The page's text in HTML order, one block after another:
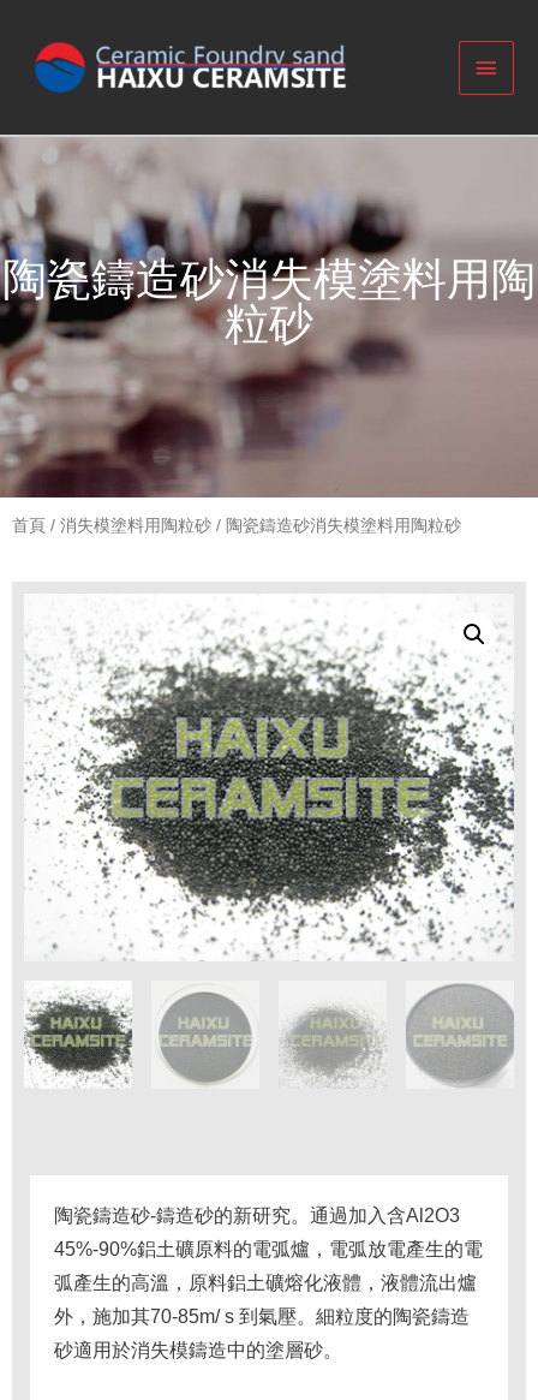
陶瓷鑄造砂消失模塗料用陶
粒砂
首頁 / 消失模塗料用陶粒砂 / 陶瓷鑄造砂消失模塗料用陶粒砂
陶瓷鑄造砂-鑄造砂的新研究。 通過加入含Al2O3
45%-90%鋁土礦原料的電弧爐，電弧放電產生的電
弧產生的高溫，原料鋁土礦熔化液體，液體流出爐
外，施加其70-85m/ s 到氣壓。 細粒度的陶瓷鑄造
砂適用於消失模鑄造中的塗層砂。